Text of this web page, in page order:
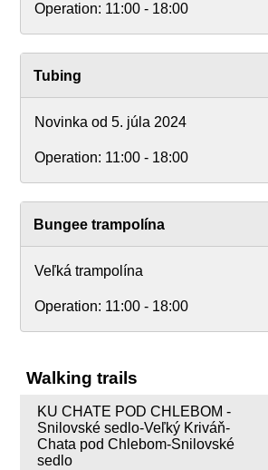
Operation: 11:00 - 18:00
Tubing
Novinka od 5. júla 2024
Operation: 11:00 - 18:00
Bungee trampolína
Veľká trampolína
Operation: 11:00 - 18:00
Walking trails
KU CHATE POD CHLEBOM -
Snilovské sedlo-Veľký Kriváň-
Chata pod Chlebom-Snilovské
sedlo